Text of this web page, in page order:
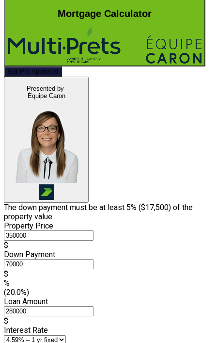
Mortgage Calculator
Get Pre-Approved
Presented by
Équipe Caron
The down payment must be at least 5% ($17,500) of the
property value.
Property Price
$
Down Payment
$
%
(20.0%)
Loan Amount
$
Interest Rate